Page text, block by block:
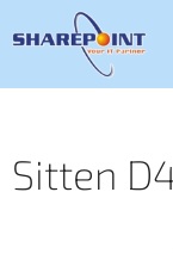
Sitten